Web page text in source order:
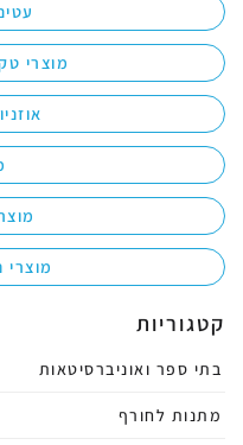
מוצרי
מוצרי
קטגוריות
בתי ספר ואוניברסיטאות
מתנות לחורף